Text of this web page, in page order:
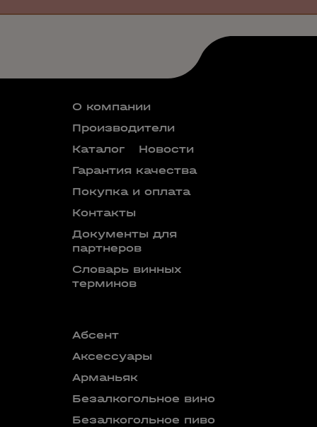
О компании
Производители
Каталог
Новости
Гарантия качества
Покупка и оплата
Контакты
Документы для
партнеров
Словарь винных
терминов
Абсент
Аксессуары
Арманьяк
Безалкогольное вино
Безалкогольное пиво